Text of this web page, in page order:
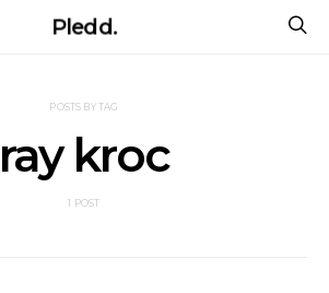
Pledd.
POSTS BY TAG
ray kroc
1 POST